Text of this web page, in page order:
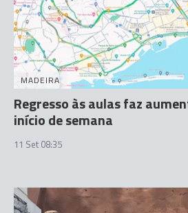
MADEIRA
Regresso às aulas faz
início de semana
11 Set 08:35